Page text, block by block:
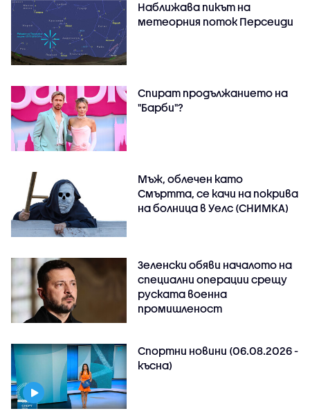
Наближава пикът на
метеорния поток Персеиди
Спират продължанието на
"Барби"?
Мъж, облечен като
Смъртта, се качи на покрива
на болница в Уелс (СНИМКА)
Зеленски обяви началото на
специални операции срещу
руската военна
промишленост
Спортни новини (06.08.2026 -
късна)